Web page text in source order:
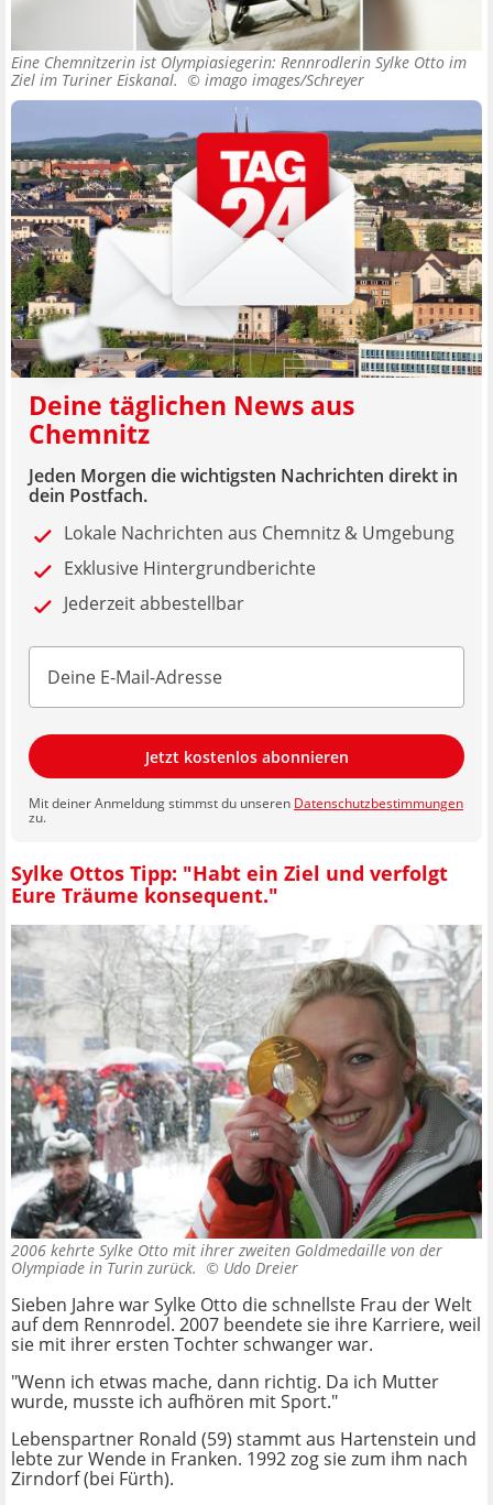
Eine Chemnitzerin ist Olympiasiegerin: Rennrodlerin Sylke Otto im
Ziel im Turiner Eiskanal. © imago images/Schreyer
Deine täglichen News aus
Chemnitz
Jeden Morgen die wichtigsten Nachrichten direkt in
dein Postfach.
Lokale Nachrichten aus Chemnitz & Umgebung
Exklusive Hintergrundberichte
Jederzeit abbestellbar
Jetzt kostenlos abonnieren
Mit deiner Anmeldung stimmst du unseren Datenschutzbestimmungen
zu.
Sylke Ottos Tipp: "Habt ein Ziel und verfolgt
Eure Träume konsequent."
2006 kehrte Sylke Otto mit ihrer zweiten Goldmedaille von der
Olympiade in Turin zurück. © Udo Dreier
Sieben Jahre war Sylke Otto die schnellste Frau der Welt
auf dem Rennrodel. 2007 beendete sie ihre Karriere, weil
sie mit ihrer ersten Tochter schwanger war.
"Wenn ich etwas mache, dann richtig. Da ich Mutter
wurde, musste ich aufhören mit Sport."
Lebenspartner Ronald (59) stammt aus Hartenstein und
lebte zur Wende in Franken. 1992 zog sie zum ihm nach
Zirndorf (bei Fürth).